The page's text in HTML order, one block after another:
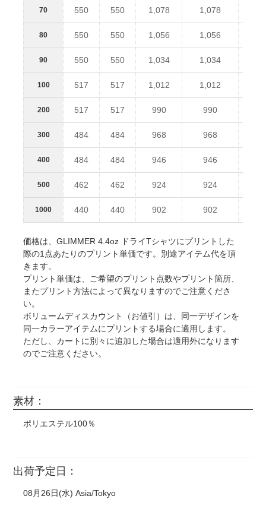
70 550 550 1,078 1,078
80 550 550 1,056 1,056
90 550 550 1,034 1,034
100 517 517 1,012 1,012
200 517 517 990 990
300 484 484 968 968
400 484 484 946 946
500 462 462 924 924
1000 440 440 902 902
価格は、GLIMMER 4.4oz ドライTシャツにプリントした
際の1点あたりのプリント単価です。別途アイテム代を頂
きます。
プリント単価は、ご希望のプリント点数やプリント箇所、
またプリント方法によって異なりますのでご注意くださ
い。
ボリュームディスカウント（お値引）は、同一デザインを
同一カラーアイテムにプリントする場合に適用します。
ただし、カートに別々に追加した場合は適用外になります
のでご注意ください。
素材：
ポリエステル100％
出荷予定日：
08月26日(水) Asia/Tokyo